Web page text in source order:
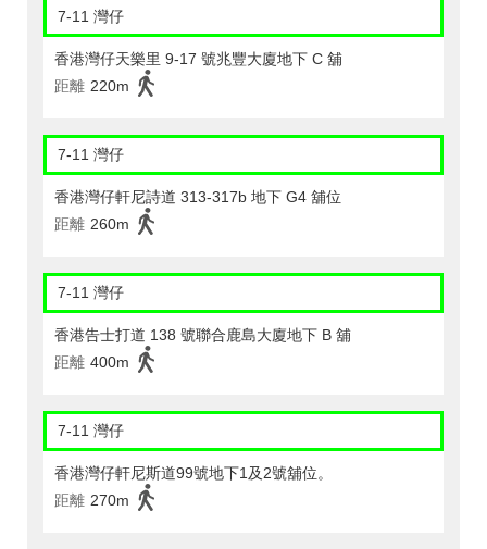
7-11 灣仔
香港灣仔天樂里 9-17 號兆豐大廈地下 C 舖
距離 220m
7-11 灣仔
香港灣仔軒尼詩道 313-317b 地下 G4 舖位
距離 260m
7-11 灣仔
香港告士打道 138 號聯合鹿島大廈地下 B 舖
距離 400m
7-11 灣仔
香港灣仔軒尼斯道99號地下1及2號舖位。
距離 270m